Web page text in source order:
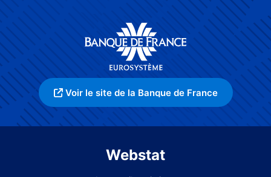
Voir le site de la Banque de France
Webstat